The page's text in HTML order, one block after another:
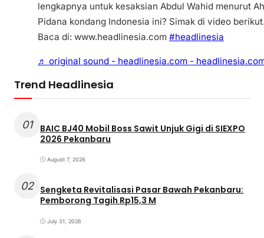
lengkapnya untuk kesaksian Abdul Wahid menurut
Pidana kondang Indonesia ini? Simak di video
Baca di: www.headlinesia.com #headlinesia
♬ original sound - headlinesia.com -
Trend Headlinesia
01
BAIC BJ40 Mobil Boss Sawit Unjuk Gigi di SIEXPO
2026 Pekanbaru
August 7, 2026
02 Sengketa Revitalisasi Pasar Bawah Pekanbaru:
Pemborong Tagih Rp15,3 M
July 31, 2026